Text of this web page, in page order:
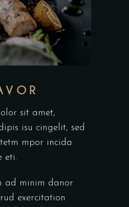
sit amet,
isu cingelit, sed
mpor incida
eti.
ad minim danor
exercitation